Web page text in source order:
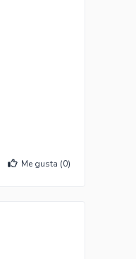
Me gusta (0)